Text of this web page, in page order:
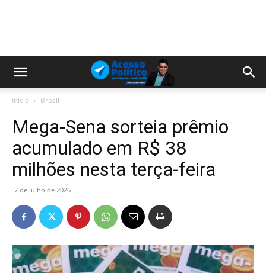
Início Brasil
Mega-Sena sorteia prêmio
acumulado em R$ 38
milhões nesta terça-feira
7 de julho de 2026